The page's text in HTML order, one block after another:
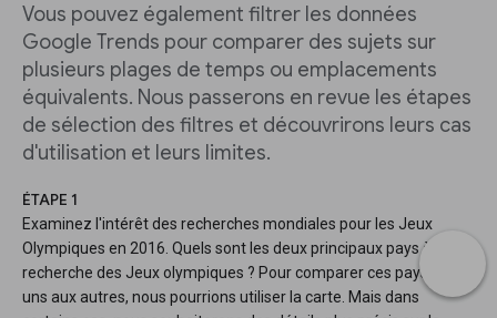
Vous pouvez également filtrer les données
Google Trends pour comparer des sujets sur
plusieurs plages de temps ou emplacements
équivalents. Nous passerons en revue les étapes
de sélection des filtres et découvrirons leurs cas
d'utilisation et leurs limites.
ÉTAPE 1
Examinez l'intérêt des recherches mondiales pour les Jeux
Olympiques en 2016. Quels sont les deux principaux pays à la
recherche des Jeux olympiques ? Pour comparer ces pays les
uns aux autres, nous pourrions utiliser la carte. Mais dans